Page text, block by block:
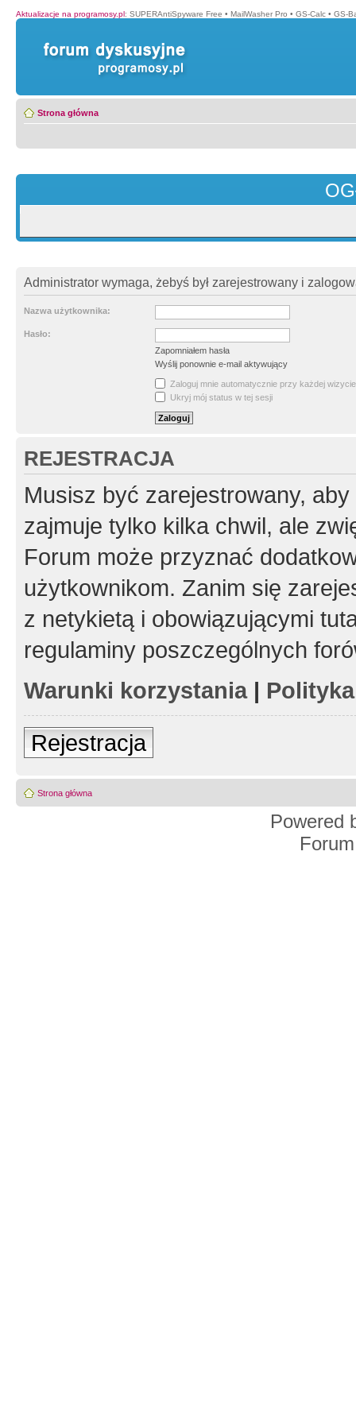
Aktualizacje na programosy.pl: SUPERAntiSpyware Free • MailWasher Pro • GS-Calc • GS-
Strona główna
Administrator wymaga, żebyś był zarejestrowany i
Nazwa użytkownika:
Hasło:
Zapomniałem hasła
Wyślij ponownie e-mail aktywujący
Zaloguj mnie automatycznie przy każdej wizycie
Ukryj mój status w tej sesji
REJESTRACJA
Musisz być zarejestrowany,
zajmuje tylko kilka chwil, ale
Forum może przyznać
użytkownikom. Zanim się
z netykietą i obowiązującymi
regulaminy poszczególnych
Warunki korzystania|
Rejestracja
Strona główna
Powered